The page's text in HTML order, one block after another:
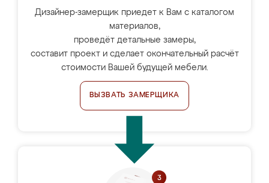
Дизайнер-замерщик приедет к Вам с каталогом
материалов,
проведёт детальные замеры,
составит проект и сделает окончательный расчёт
стоимости Вашей будущей мебели.
ВЫЗВАТЬ ЗАМЕРЩИКА